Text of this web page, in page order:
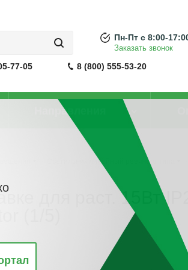
77-05 8 (800) 555-53-20
Пн-Пт с 8:00-
Заказать звонок
Направления
Светильник линейный реечного типа
для раст. 15Вт
(1/5)